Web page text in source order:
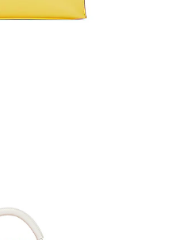
MAIN LOUIS VUITTON